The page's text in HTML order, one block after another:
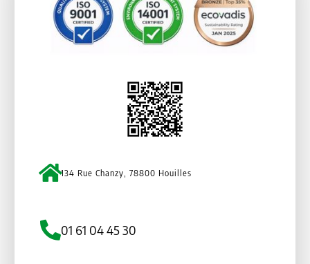
134 Rue Chanzy, 78800 Houilles
01 61 04 45 30